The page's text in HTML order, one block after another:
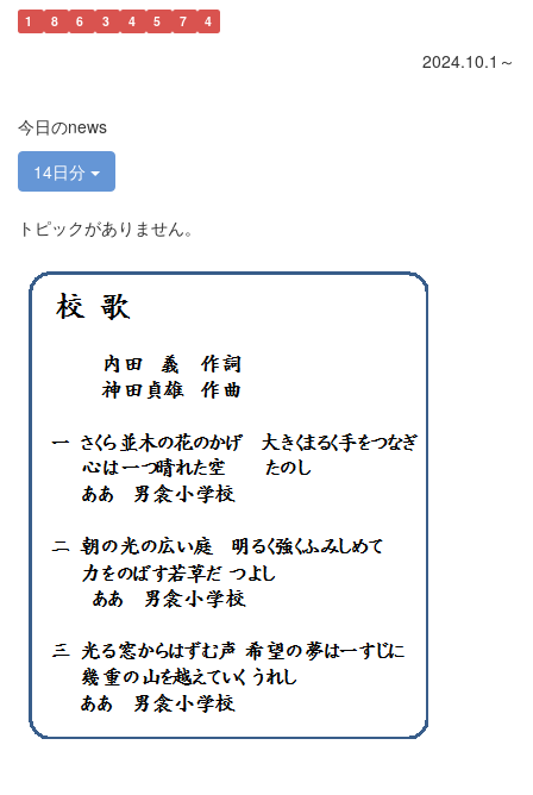
1 8 6 3 4 5 7 4
2024.10.1～
今日のnews
14日分
トピックがありません。